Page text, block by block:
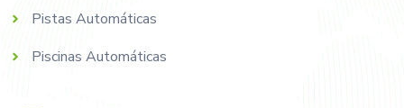
Pistas Automáticas
Piscinas Automáticas